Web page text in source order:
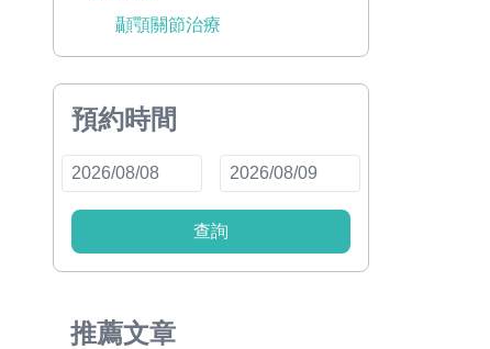
顳顎關節治療
預約時間
查詢
推薦文章